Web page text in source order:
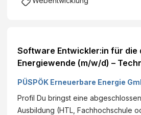
Software Entwickler:in für die
Energiewende (m/w/d) –
PÜSPÖK Erneuerbare Energie
Profil Du bringst eine
Ausbildung (HTL, Fachhochschule